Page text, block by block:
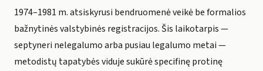
1974–1981 m. atsiskyrusi bendruomenė veikė be formalios
bažnytinės valstybinės registracijos. Šis laikotarpis —
septyneri nelegalumo arba pusiau legalumo metai —
metodistų tapatybės viduje sukūrė specifinę protinę